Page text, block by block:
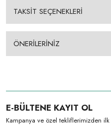
TAKSİT SEÇENEKLERİ
ÖNERİLERİNİZ
E-BÜLTENE KAYIT OL
Kampanya ve özel tekliflerimizden ilk